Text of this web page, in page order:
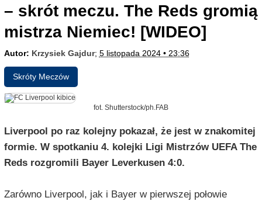
– skrót meczu. The Reds gromią
mistrza Niemiec! [WIDEO]
Autor: Krzysiek Gajdur; 5 listopada 2024 • 23:36
Skróty Meczów
fot. Shutterstock/ph.FAB
Liverpool po raz kolejny pokazał, że jest w znakomitej
formie. W spotkaniu 4. kolejki Ligi Mistrzów UEFA The
Reds rozgromili Bayer Leverkusen 4:0.
Zarówno Liverpool, jak i Bayer w pierwszej połowie